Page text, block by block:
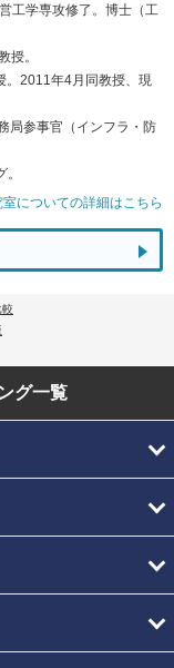
工学専攻修了。博士（工
授。
。2011年4月同教授、現
局参事官（インフラ・防
についての詳細はこちら
グ一覧